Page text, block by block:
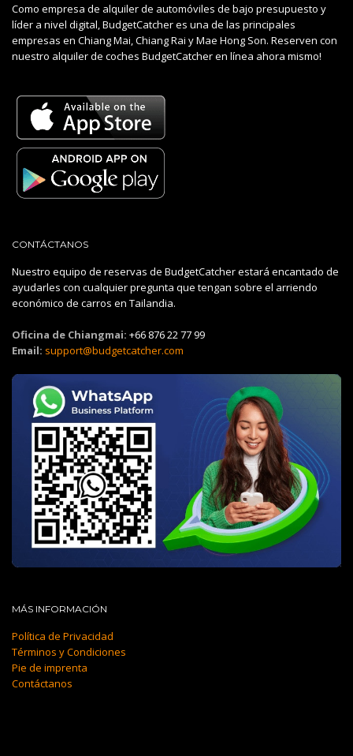
Como empresa de alquiler de automóviles de bajo presupuesto y
líder a nivel digital, BudgetCatcher es una de las principales
empresas en Chiang Mai, Chiang Rai y Mae Hong Son. Reserven con
nuestro alquiler de coches BudgetCatcher en línea ahora mismo!
CONTÁCTANOS
Nuestro equipo de reservas de BudgetCatcher estará encantado de
ayudarles con cualquier pregunta que tengan sobre el arriendo
económico de carros en Tailandia.
Oficina de Chiangmai: +66 876 22 77 99
Email: support@budgetcatcher.com
MÁS INFORMACIÓN
Política de Privacidad
Términos y Condiciones
Pie de imprenta
Contáctanos